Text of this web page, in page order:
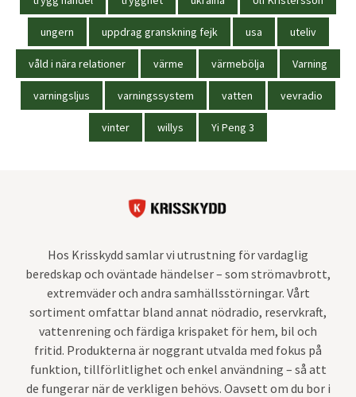
ungern uppdrag granskning fejk usa uteliv
våld i nära relationer värme värmebölja Varning
varningsljus varningssystem vatten vevradio
vinter willys Yi Peng 3
Hos Krisskydd samlar vi utrustning för vardaglig
beredskap och oväntade händelser – som strömavbrott,
extremväder och andra samhällsstörningar. Vårt
sortiment omfattar bland annat nödradio, reservkraft,
vattenrening och färdiga krispaket för hem, bil och
fritid. Produkterna är noggrant utvalda med fokus på
funktion, tillförlitlighet och enkel användning – så att
de fungerar när de verkligen behövs. Oavsett om du bor i